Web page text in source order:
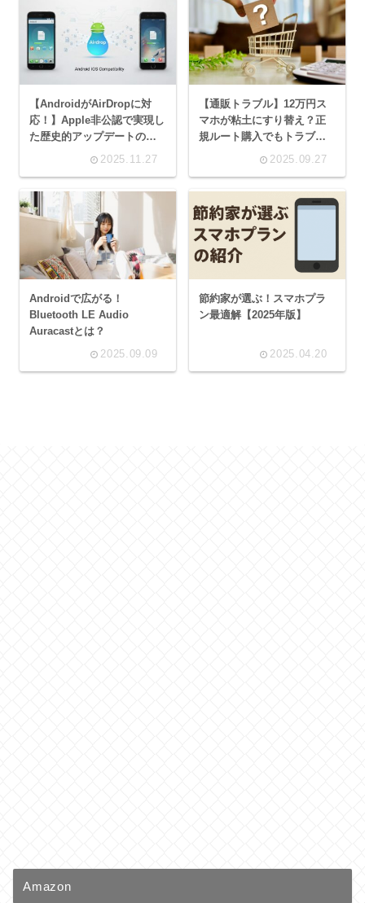
【AndroidがAirDropに対
応！】Apple非公認で実現し
た歴史的アップデートの衝
2025.11.27
【通販トラブル】12万円ス
マホが粘土にすり替え？正
規ルート購入でもトラブル
2025.09.27
Androidで広がる！
Bluetooth LE Audio
Auracastとは？
2025.09.09
節約家が選ぶ！スマホプラ
ン最適解【2025年版】
2025.04.20
Amazon